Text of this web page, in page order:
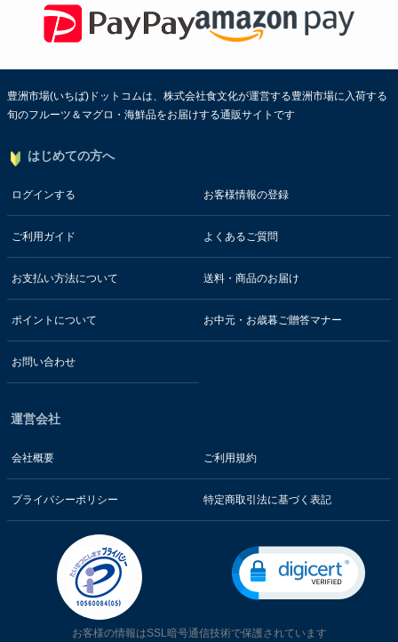
豊洲市場(いちば)ドットコムは、株式会社食文化が運営する豊洲市場に入荷する
旬のフルーツ＆マグロ・海鮮品をお届けする通販サイトです
はじめての方へ
ログインする お客様情報の登録
ご利用ガイド よくあるご質問
お支払い方法について 送料・商品のお届け
ポイントについて お中元・お歳暮ご贈答マナー
お問い合わせ
運営会社
会社概要 ご利用規約
プライバシーポリシー 特定商取引法に基づく表記
お客様の情報はSSL暗号通信技術で保護されています